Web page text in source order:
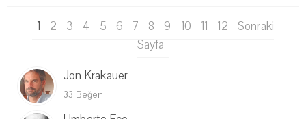
1 2 3 4 5 6 7 8 9 10 11 12
Sonraki
Sayfa
Jon Krakauer
33 Beğeni